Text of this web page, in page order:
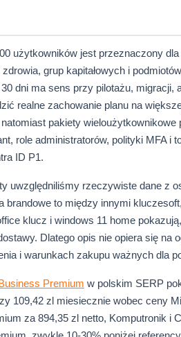
użytkowników jest przeznaczony dla
grup kapitałowych i
dni ma sens przy pilotażu,
realne zachowanie planu na
pakiety
role administratorów, polityki MFA
ID P1.
uwzględniliśmy rzeczywiste dane z
brandowe to między innymi
klucz i windows 11 home
Dlatego opis nie opiera się na
i warunkach zakupu ważnych dla
Premium w polskim SERP
109,42 zl miesiecznie wobec ceny
za 894,35 zl netto, Komputronik i